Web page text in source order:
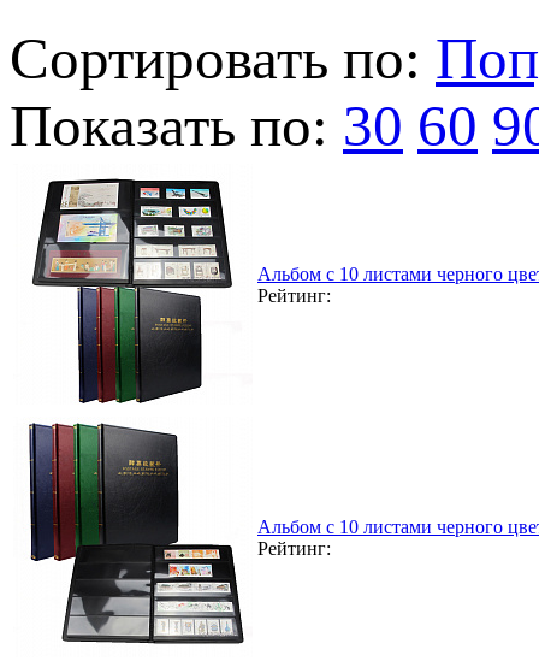
Сортировать по:
Показать по: 30 60
Альбом с 10 листами черного
Рейтинг:
Альбом с 10 листами черного
Рейтинг: